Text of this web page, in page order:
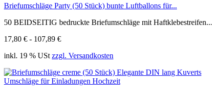
Briefumschläge Party (50 Stück) bunte Luftballons für...
50 BEIDSEITIG bedruckte Briefumschläge mit Haftklebestreifen...
17,80 € - 107,89 €
inkl. 19 % USt zzgl. Versandkosten